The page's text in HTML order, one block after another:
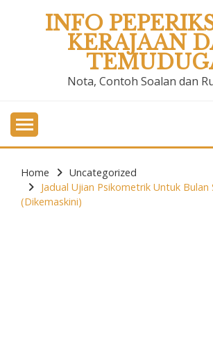
INFO
KERAJAAN
Nota, Contoh Soalan dan
Home
Uncategorized
Jadual Ujian Psikometrik Untuk
(Dikemaskini)